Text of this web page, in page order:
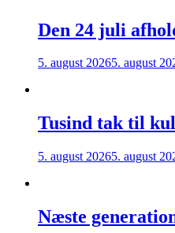
Den 24 juli
5. august 20265. august
Tusind tak til
5. august 20265. august
Næste